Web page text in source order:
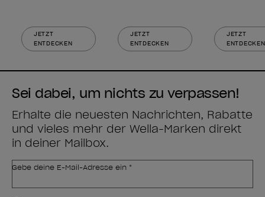
JETZT
ENTDECKEN
JETZT
ENTDECKEN
JETZT
ENTDECKEN
Sei dabei, um nichts zu verpassen!
Erhalte die neuesten Nachrichten, Rabatte
und vieles mehr der Wella-Marken direkt
in deiner Mailbox.
Gebe deine E-Mail-Adresse ein *